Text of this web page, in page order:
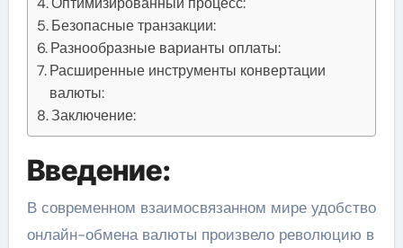
Безопасные транзакции:
Разнообразные варианты оплаты:
Расширенные инструменты конвертации
валюты:
Заключение:
Введение:
В современном взаимосвязанном мире удобство
онлайн-обмена валюты произвело революцию в